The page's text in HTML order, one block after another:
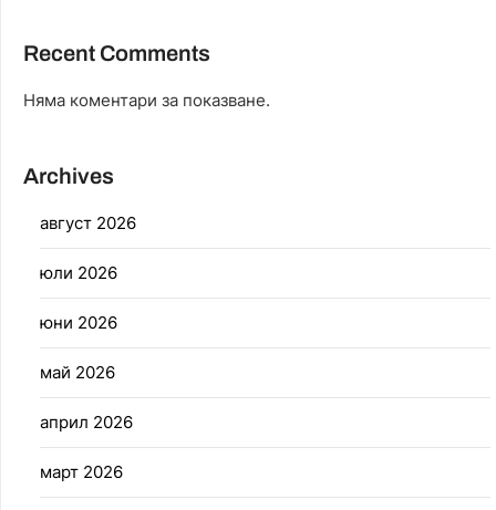
Recent Comments
Няма коментари за показване.
Archives
август 2026
юли 2026
юни 2026
май 2026
април 2026
март 2026